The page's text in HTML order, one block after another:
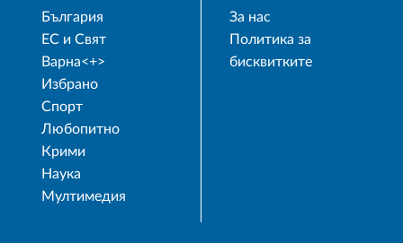
България
ЕС и Свят
Варна<+>
Избрано
Спорт
Любопитно
Крими
Наука
Мултимедия
За нас
Политика за
бисквитките